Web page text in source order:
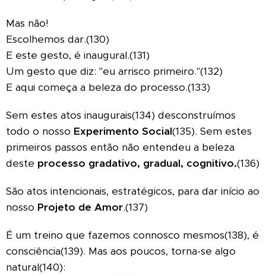
Mas não!
Escolhemos dar.(130)
E este gesto, é inaugural.(131)
Um gesto que diz: "eu arrisco primeiro."(132)
E aqui começa a beleza do processo.(133)
Sem estes atos inaugurais(134) desconstruímos
todo o nosso Experimento Social(135). Sem estes
primeiros passos então não entendeu a beleza
deste processo gradativo, gradual, cognitivo.(136)
São atos intencionais, estratégicos, para dar início ao
nosso Projeto de Amor.(137)
É um treino que fazemos connosco mesmos(138), é
consciência(139). Mas aos poucos, torna-se algo
natural(140):